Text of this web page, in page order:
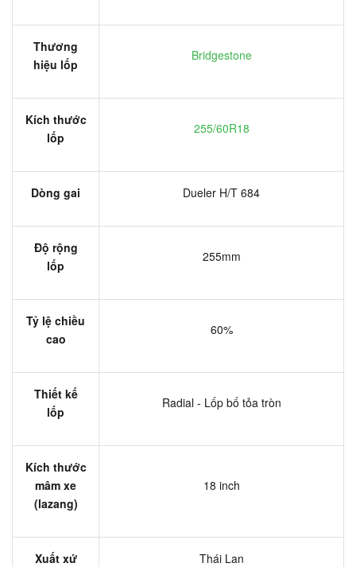
Thương
hiệu lốp
Bridgestone
Kích thước
lốp
255/60R18
Dòng gai Dueler H/T 684
Độ rộng
lốp
255mm
Tỷ lệ chiều
cao
60%
Thiết kế
lốp
Radial - Lốp bố tỏa tròn
Kích thước
mâm xe
(lazang)
18 inch
Xuất xứ Thái Lan